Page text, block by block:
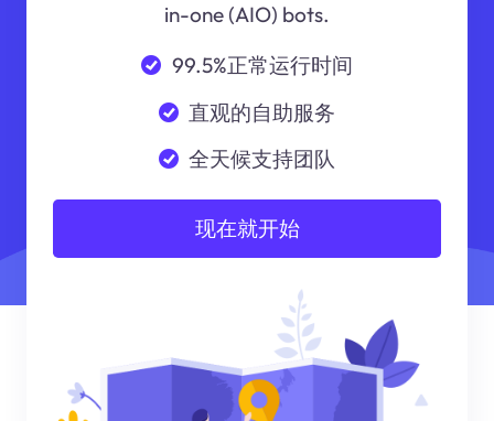
in-one (AIO) bots.
99.5%正常运行时间
直观的自助服务
全天候支持团队
现在就开始